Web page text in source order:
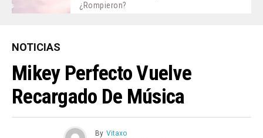
¿Rompieron?
NOTICIAS
Mikey Perfecto Vuelve
Recargado De Música
By Vitaxo